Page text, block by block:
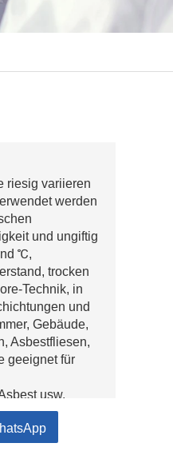
riesig variieren
werden
und ungiftig
℃,
trocken
Technik, in
und
Gebäude,
Asbestfliesen,
geeignet für
usw.
Oberfläche,